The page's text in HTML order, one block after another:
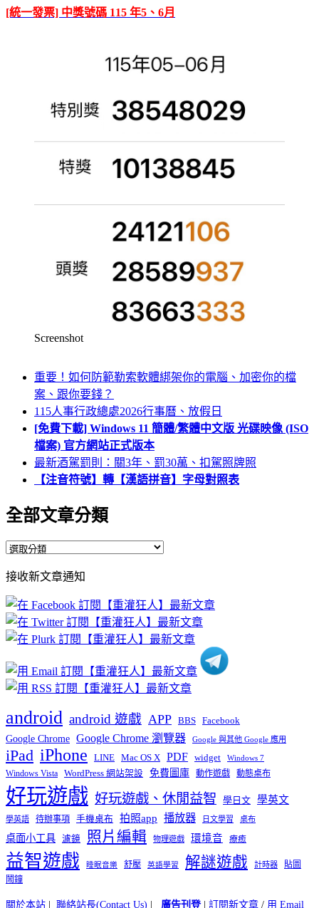
[統一發票] 中獎號碼 115 年5、6月
Screenshot
重要！如何防範勒索軟體綁架你的電腦、加密你的檔
案、跟你要錢？
115人事行政總處2026行事曆、放假日
[免費下載] Windows 11 簡體/繁體中文版 光碟映像 (ISO
檔案) 官方網站正式版本
最新酒駕罰則：關3年、罰30萬、扣駕照牌照
【注音符號】轉【漢語拼音】字母對照表
全部文章分類
全
文
章
分
類
接收新文章通知
android android 遊戲 APP BBS Facebook
Google Chrome Google Chrome 瀏覽器 Google 與其他 Google 應用
iPad iPhone LINE Mac OS X PDF widget Windows 7
Windows Vista WordPress 網站架設 免費圖庫 動作遊戲 動態桌布
好玩遊戲 好玩遊戲、休閒益智 學日文 學英文
學英語 待辦事項 手機桌布 拍照app 播放器 日文學習 桌布
桌面小工具 濾鏡 照片編輯 物理遊戲 環境音 療癒
益智遊戲 睡眠音樂 舒壓 英語學習 解謎遊戲 計時器
貼圖
鬧鐘
關於本站 | 聯絡站長(Contact Us) | 廣告刊登| 訂閱新文章 / 用 Email